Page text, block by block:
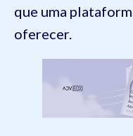
que uma
oferecer.